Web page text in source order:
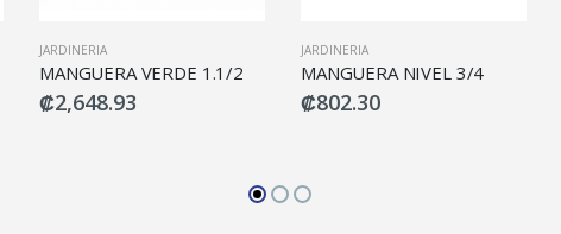
JARDINERIA
MANGUERA VERDE 1.1/2
₡2,648.93
JARDINERIA
MANGUERA NIVEL 3/4
₡802.30